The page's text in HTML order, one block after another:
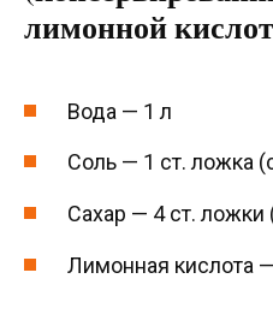
лимонной
Вода — 1 л
Соль — 1 ст. ложка
Сахар — 4 ст. ложки
Лимонная кислота